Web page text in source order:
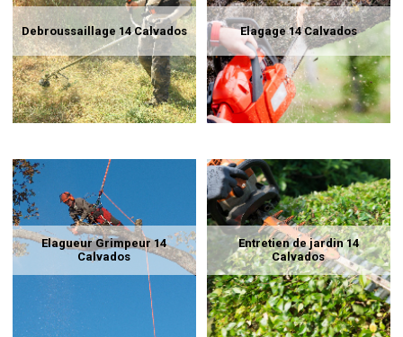
Debroussaillage 14 Calvados Elagage 14 Calvados
Elagueur Grimpeur 14
Calvados
Entretien de jardin 14
Calvados